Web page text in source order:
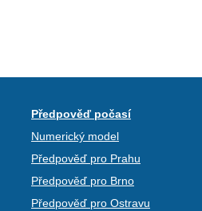
Předpověď počasí
Numerický model
Předpověď pro Prahu
Předpověď pro Brno
Předpověď pro Ostravu